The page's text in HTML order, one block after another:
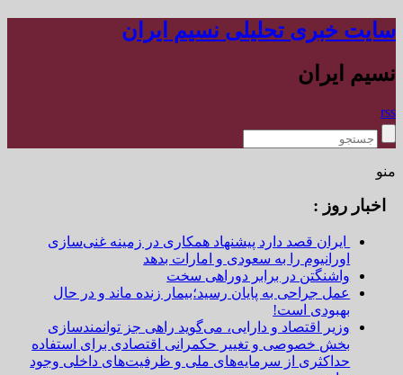
سایت خبری تحلیلی نسیم ایران
نسیم ایران
rss
منو
اخبار روز :
ایران قصد دارد پیشنهاد همکاری در زمینه غنی‌سازی
اورانیوم را به سعودی و امارات بدهد
واشنگتن در برابر دوراهی سخت
عمل جراحی به پایان رسید؛بیمار زنده ماند و در حال
بهبودی است!
وزیر اقتصاد و دارایی، می‌گوید راهی جز توانمندسازی
بخش خصوصی و تغییر حکمرانی اقتصادی برای استفاده
حداکثری از سرمایه‌های ملی و ظرفیت‌های داخلی وجود